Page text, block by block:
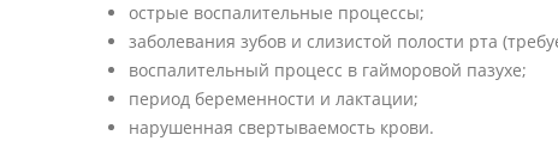
острые воспалительные процессы;
заболевания зубов и слизистой полости рта
воспалительный процесс в гайморовой пазухе;
период беременности и лактации;
нарушенная свертываемость крови.